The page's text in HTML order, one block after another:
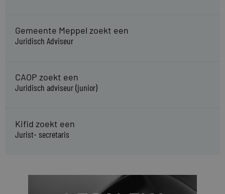
Gemeente Meppel zoekt een
Juridisch Adviseur
CAOP zoekt een
Juridisch adviseur (junior)
Kifid zoekt een
Jurist- secretaris